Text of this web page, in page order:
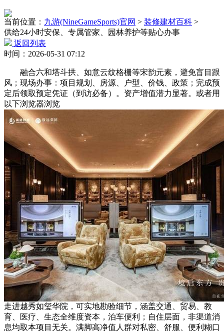
当前位置： 九游(NineGameSports)官网 > 装修建材百科 >
供给24小时安保、专属管家、园林养护等贴心办事
返回列表
时间：2026-05-31 07:12
融合六和塔斗拱、如意云纹格栅等宋韵元素，避免盲目跟
风；现场办事：项目规划、房源、户型、价钱、政策；完成预
定后领取预定凭证（到访必备）。资产增值潜力显著。或者用
以下浏览器浏览
走进越秀如玺华院，可实地勘验细节，涵盖交通、贸易、教
育、医疗、生态全维度资本，泊车便利；自住层面，非渠道消
息均取本项目无关。满脚高净值人群对私密、舒服、便利糊口